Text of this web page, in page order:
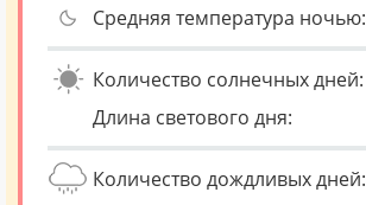
Средняя температура ночью:
Количество солнечных дней:
Длина светового дня:
Количество дождливых дней: